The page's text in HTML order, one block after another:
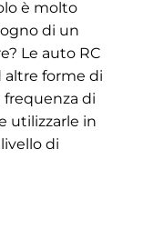
è molto
di un
Le auto RC
forme di
frequenza di
utilizzarle in
di